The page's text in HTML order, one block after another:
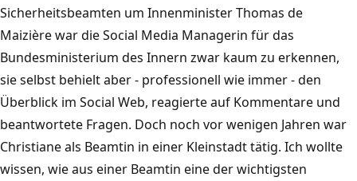
Sicherheitsbeamten um Innenminister Thomas de
Maizière war die Social Media Managerin für das
Bundesministerium des Innern zwar kaum zu erkennen,
sie selbst behielt aber - professionell wie immer - den
Überblick im Social Web, reagierte auf Kommentare und
beantwortete Fragen. Doch noch vor wenigen Jahren war
Christiane als Beamtin in einer Kleinstadt tätig. Ich wollte
wissen, wie aus einer Beamtin eine der wichtigsten